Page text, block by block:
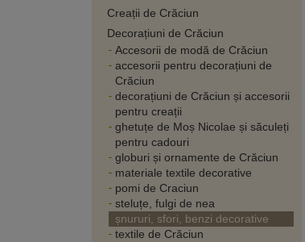
Creații de Crăciun
Decorațiuni de Crăciun
Accesorii de modă de Crăciun
accesorii pentru decorațiuni de
Crăciun
decorațiuni de Crăciun și accesorii
pentru creații
ghetuțe de Moș Nicolae și săculeți
pentru cadouri
globuri și ornamente de Crăciun
materiale textile decorative
pomi de Craciun
steluțe, fulgi de nea
șnururi, sfori, benzi decorative
textile de Crăciun